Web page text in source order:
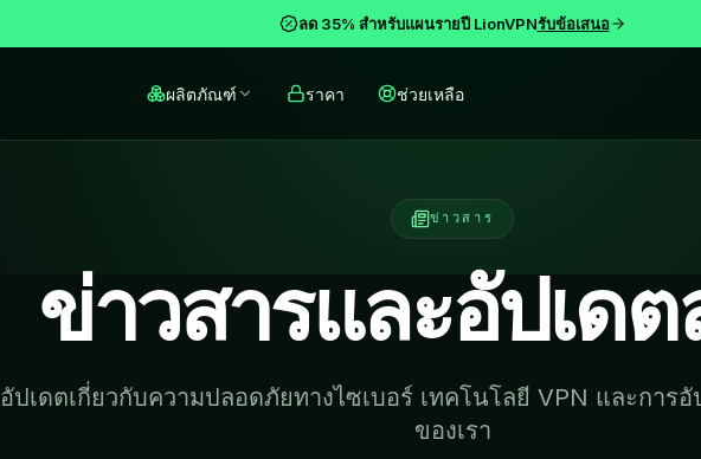
ลด 35% สำหรับแผนรายปี LionVPNรับข้อเสนอ
ผลิตภัณฑ์ ราคา ช่วยเหลือ
ข่าวสาร
ข่าวสารและอัปเด
อัปเดตเกี่ยวกับความปลอดภัยทางไซเบอร์ เทคโนโลยี VPN และกา
ของเรา